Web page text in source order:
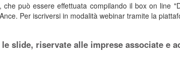
può essere effettuata compilando il box on line
Per iscriversi in modalità webinar tramite la
slide, riservate alle imprese associate e